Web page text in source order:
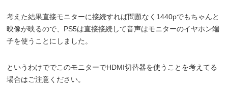
考えた結果直接モニターに接続すれば問題なく1440pでもちゃんと
映像が映るので、PS5は直接接続して音声はモニターのイヤホン端
子を使うことにしました。
というわけででこのモニターでHDMI切替器を使うことを考えてる
場合はご注意ください。